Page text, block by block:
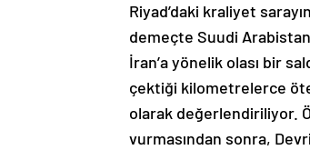
Riyad’daki kraliyet
demeçte Suudi
İran’a yönelik olası bir
çektiği kilometrelerce
olarak değerlendiriliyor.
vurmasından sonra,